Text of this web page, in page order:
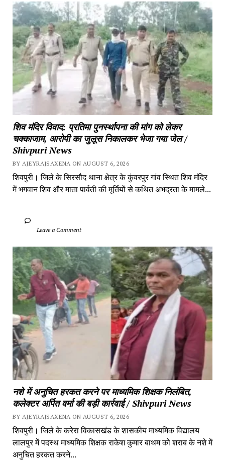
शिव मंदिर विवाद: प्रतिमा पुनर्स्थापना की मांग को लेकर
चक्काजाम, आरोपी का जुलूस निकालकर भेजा गया जेल /
Shivpuri News
BY AJEYRAJSAXENA ON AUGUST 6, 2026
शिवपुरी। जिले के सिरसौद थाना क्षेत्र के कुंवरपुर गांव स्थित शिव मंदिर
में भगवान शिव और माता पार्वती की मूर्तियों से कथित अभद्रता के मामले...
		Leave a Comment
नशे में अनुचित हरकत करने पर माध्यमिक शिक्षक निलंबित,
कलेक्टर अर्पित वर्मा की बड़ी कार्रवाई / Shivpuri News
BY AJEYRAJSAXENA ON AUGUST 6, 2026
शिवपुरी। जिले के करेरा विकासखंड के शासकीय माध्यमिक विद्यालय
लालपुर में पदस्थ माध्यमिक शिक्षक राकेश कुमार बाथम को शराब के नशे में
अनुचित हरकत करने...